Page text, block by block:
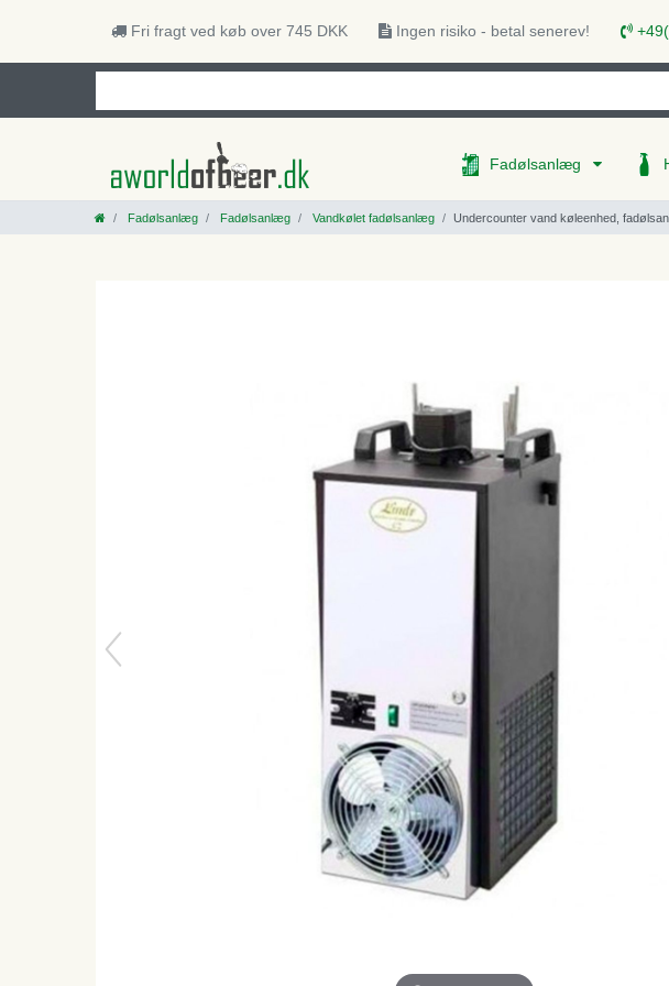
Fri fragt ved køb over 745 DKK Ingen risiko - betal senerev!
Fadølsanlæg
Fadølsanlæg Fadølsanlæg Vandkølet fadølsanlæg Undercounter vand køleenhed,